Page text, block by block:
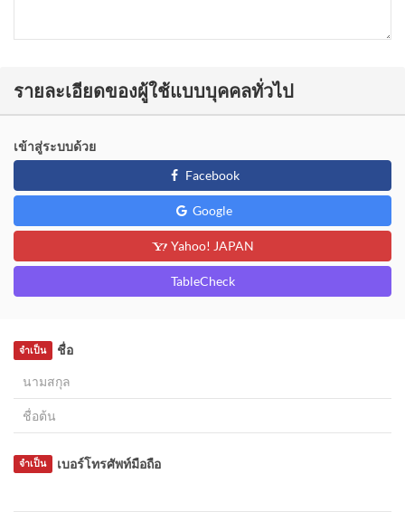
รายละเอียดของผู้ใช้แบบบุคคลทั่วไป
เข้าสู่ระบบด้วย
Facebook
Google
Yahoo! JAPAN
TableCheck
ชื่อ
จำเป็น
เบอร์โทรศัพท์มือถือ
จำเป็น